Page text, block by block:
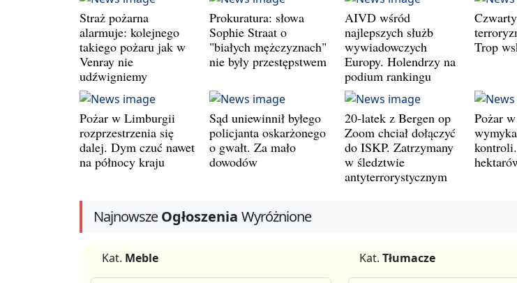
Straż pożarna
alarmuje: kolejnego
takiego pożaru jak w
Venray nie
udźwigniemy
Prokuratura: słowa
Sophie Straat o
"białych mężczyznach"
nie były przestępstwem
AIVD wśród
najlepszych służb
wywiadowczych
Europy. Holendrzy na
podium rankingu
Trop
Pożar w Limburgii
rozprzestrzenia się
dalej. Dym czuć nawet
na północy kraju
Sąd uniewinnił byłego
policjanta oskarżonego
o gwałt. Za mało
dowodów
20-latek z Bergen op
Zoom chciał dołączyć
do ISKP. Zatrzymany
w śledztwie
antyterrorystycznym
Pożar
NajnowszeOgłoszenia Wyróżnione
Kat. Meble Kat. Tłumacze